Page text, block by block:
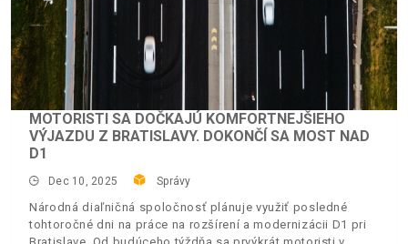
MOTORISTI SA DOČKAJÚ KOMFORTNEJŠIEHO
VÝJAZDU Z BRATISLAVY. DOKONČÍ SA MOST NAD
D1
Dec 10, 2025 Správy
Národná diaľničná spoločnosť plánuje využiť posledné
tohtoročné dni na práce na rozšírení a modernizácii D1 pri